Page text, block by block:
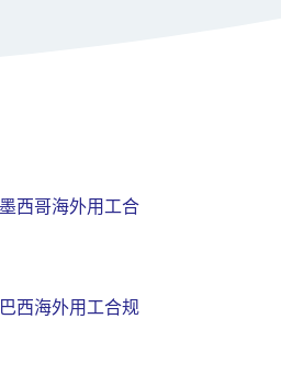
西哥海外用工合
西海外用工合规